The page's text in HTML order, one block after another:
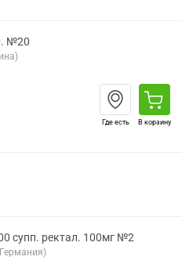
№20
Где есть В корзину
супп. ректал. 100мг №2